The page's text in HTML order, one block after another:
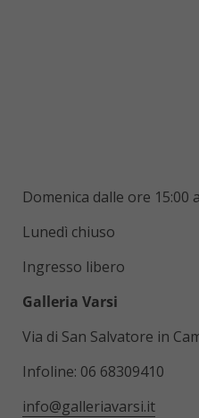
Domenica dalle ore 15:00
Lunedì chiuso
Ingresso libero
Galleria Varsi
Via di San Salvatore in
Infoline: 06 68309410
info@galleriavarsi.it